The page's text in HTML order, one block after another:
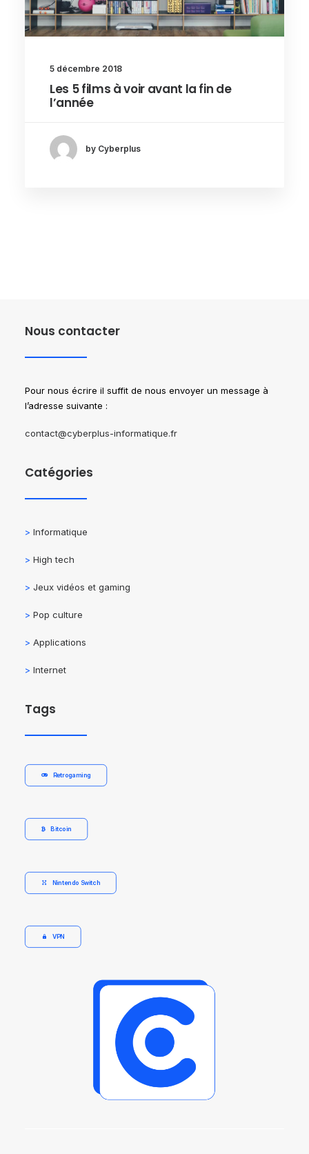
5 décembre 2018
Les 5 films à voir avant la fin de
l’année
by Cyberplus
Nous contacter
Pour nous écrire il suffit de nous envoyer un message à
l’adresse suivante :
contact@cyberplus-informatique.fr
Catégories
> Informatique
> High tech
> Jeux vidéos et gaming
> Pop culture
> Applications
> Internet
Tags
Retrogaming
Bitcoin
Nintendo Switch
VPN